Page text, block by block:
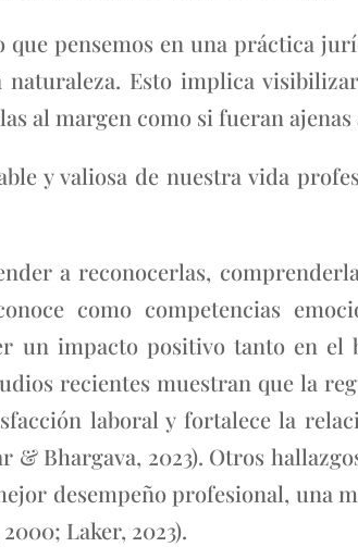
pensemos en una práctica
Esto implica
al margen como si fueran ajenas
y valiosa de nuestra vida
a reconocerlas,
como competencias
un impacto positivo tanto en el
recientes muestran que la
laboral y fortalece la
Bhargava, 2023). Otros
desempeño profesional, una
Laker, 2023).